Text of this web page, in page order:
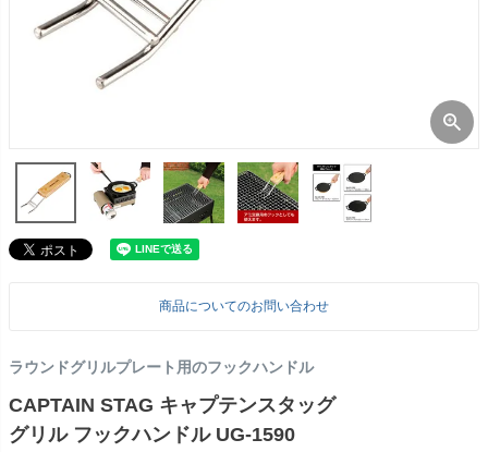
商品についてのお問い合わせ
ラウンドグリルプレート用のフックハンドル
CAPTAIN STAG キャプテンスタッグ
グリル フックハンドル UG-1590